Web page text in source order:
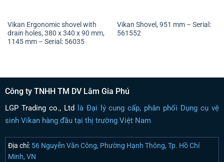
Vikan Ergonomic shovel with
drain holes, 380 x 340 x 90 mm,
1145 mm – Serial: 56035
Vikan Shovel, 951 mm – Serial:
561552
Công ty TNHH TM DV Lâm Gia Phú
LGP Trading co., Ltd là Đại lý cung cấp, phân phối Dụng cụ vệ
sinh Vikan hàng đầu tại thị trường Việt Nam
Địa chỉ:56 Nguyễn Văn Công, Phường Hạnh Thông, Tp. Hồ Chí
Minh, VN